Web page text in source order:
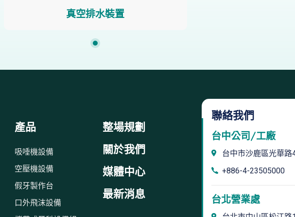
真空排水裝置
產品
吸唾機設備
空壓機設備
假牙製作台
口外飛沫設備
整場規劃
關於我們
媒體中心
最新消息
聯絡我們
台中公司/工廠
台中市沙鹿區光華路
+886-4-23505000
台北營業處